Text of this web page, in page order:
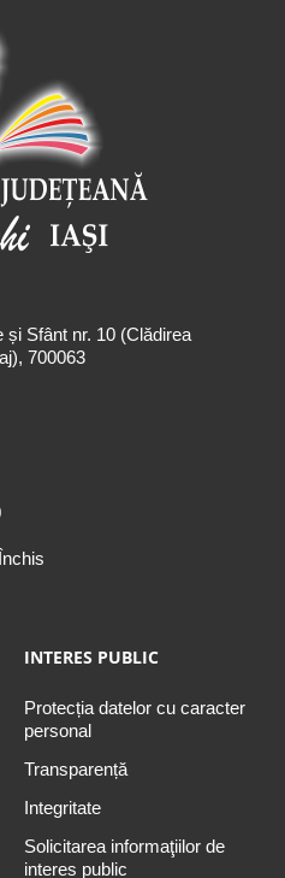
Sfânt nr. 10 (Clădirea
700063
INTERES PUBLIC
Protecția datelor cu caracter
personal
Transparență
Integritate
Solicitarea informaţiilor de
interes public